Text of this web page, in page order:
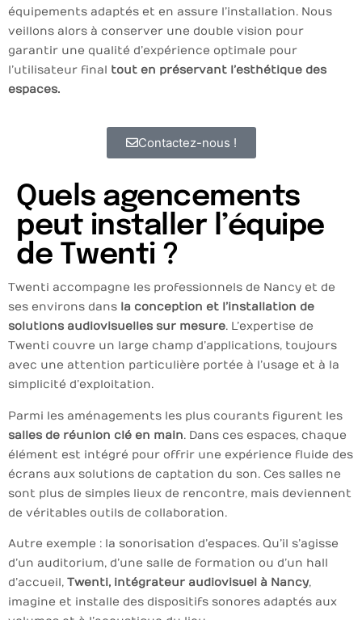
équipements adaptés et en assure l’installation. Nous
veillons alors à conserver une double vision pour
garantir une qualité d’expérience optimale pour
l’utilisateur final tout en préservant l’esthétique des
espaces.
Contactez-nous !
Quels agencements
peut installer l’équipe
de Twenti ?
Twenti accompagne les professionnels de Nancy et de
ses environs dans la conception et l’installation de
solutions audiovisuelles sur mesure. L’expertise de
Twenti couvre un large champ d’applications, toujours
avec une attention particulière portée à l’usage et à la
simplicité d’exploitation.
Parmi les aménagements les plus courants figurent les
salles de réunion clé en main. Dans ces espaces, chaque
élément est intégré pour offrir une expérience fluide des
écrans aux solutions de captation du son. Ces salles ne
sont plus de simples lieux de rencontre, mais deviennent
de véritables outils de collaboration.
Autre exemple : la sonorisation d’espaces. Qu’il s’agisse
d’un auditorium, d’une salle de formation ou d’un hall
d’accueil, Twenti, intégrateur audiovisuel à Nancy,
imagine et installe des dispositifs sonores adaptés aux